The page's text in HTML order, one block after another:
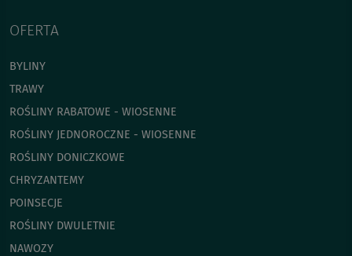
OFERTA
BYLINY
TRAWY
ROŚLINY RABATOWE - WIOSENNE
ROŚLINY JEDNOROCZNE - WIOSENNE
ROŚLINY DONICZKOWE
CHRYZANTEMY
POINSECJE
ROŚLINY DWULETNIE
NAWOZY